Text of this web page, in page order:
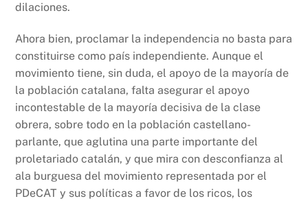
dilaciones.
Ahora bien, proclamar la independencia no basta para
constituirse como país independiente. Aunque el
movimiento tiene, sin duda, el apoyo de la mayoría de
la población catalana, falta asegurar el apoyo
incontestable de la mayoría decisiva de la clase
obrera, sobre todo en la población castellano-
parlante, que aglutina una parte importante del
proletariado catalán, y que mira con desconfianza al
ala burguesa del movimiento representada por el
PDeCAT y sus políticas a favor de los ricos, los